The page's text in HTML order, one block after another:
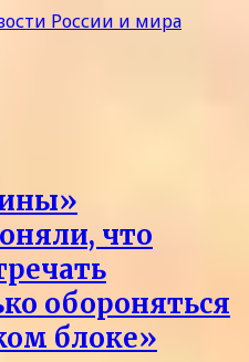
что
обороняться
блоке»